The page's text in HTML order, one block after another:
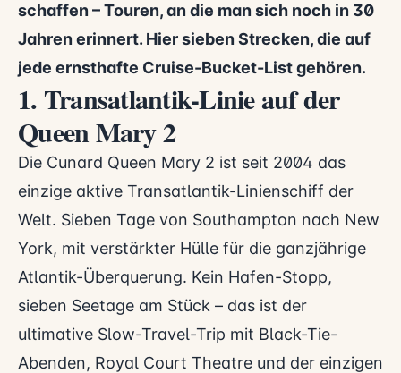
schaffen – Touren, an die man sich noch in 30
Jahren erinnert. Hier sieben Strecken, die auf
jede ernsthafte Cruise-Bucket-List gehören.
1. Transatlantik-Linie auf der
Queen Mary 2
Die Cunard Queen Mary 2 ist seit 2004 das
einzige aktive Transatlantik-Linienschiff der
Welt. Sieben Tage von Southampton nach New
York, mit verstärkter Hülle für die ganzjährige
Atlantik-Überquerung. Kein Hafen-Stopp,
sieben Seetage am Stück – das ist der
ultimative Slow-Travel-Trip mit Black-Tie-
Abenden, Royal Court Theatre und der einzigen